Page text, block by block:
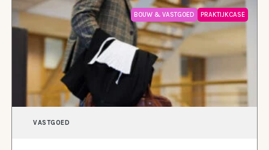
BOUW & VASTGOED PRAKTIJKCASE
VASTGOED